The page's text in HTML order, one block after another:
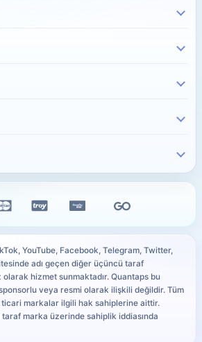
Ekle
YouTube, Facebook, Telegram, Twitter,
adı geçen diğer üçüncü taraf
olarak hizmet sunmaktadır. Quantaps bu
veya resmi olarak ilişkili değildir. Tüm
ticari markalar ilgili hak sahiplerine aittir.
marka üzerinde sahiplik iddiasında